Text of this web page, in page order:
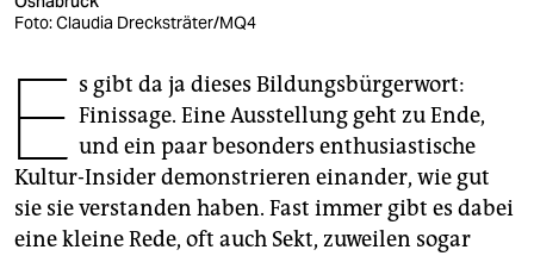
unterstützen
genossenschaft
epaper login
Foto: Claudia Drecksträter/MQ4
E s gibt da ja dieses Bildungsbürgerwort:
Finissage. Eine Ausstellung geht zu Ende,
und ein paar besonders enthusiastische
Kultur-Insider demonstrieren einander, wie gut
sie sie verstanden haben. Fast immer gibt es dabei
eine kleine Rede, oft auch Sekt, zuweilen sogar